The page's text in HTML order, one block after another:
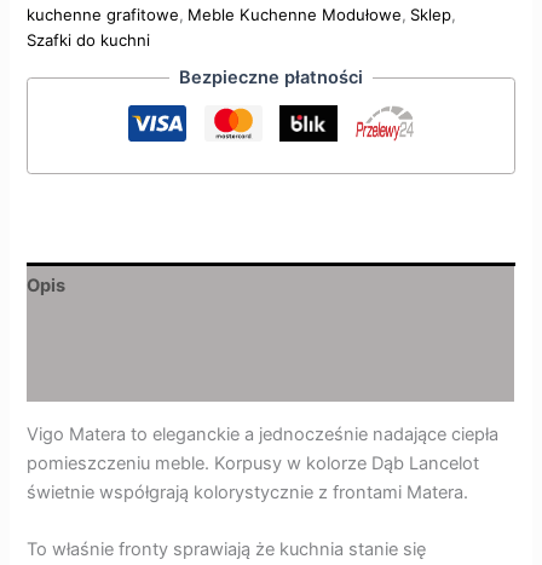
kuchenne grafitowe, Meble Kuchenne Modułowe, Sklep,
Szafki do kuchni
Bezpieczne płatności
Opis
Vigo Matera to eleganckie a jednocześnie nadające ciepła
pomieszczeniu meble. Korpusy w kolorze Dąb Lancelot
świetnie współgrają kolorystycznie z frontami Matera.
To właśnie fronty sprawiają że kuchnia stanie się